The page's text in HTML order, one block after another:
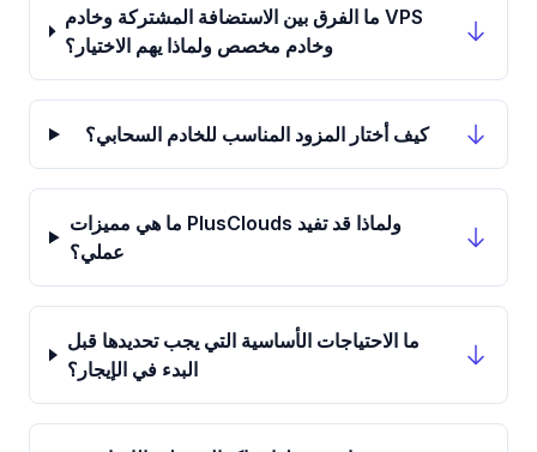
ما الفرق بين الاستضافة المشتركة وخادم VPS
وخادم مخصص ولماذا يهم الاختيار؟
كيف أختار المزود المناسب للخادم السحابي؟
ما هي مميزات PlusClouds ولماذا قد تفيد
عملي؟
ما الاحتياجات الأساسية التي يجب تحديدها قبل
البدء في الإيجار؟